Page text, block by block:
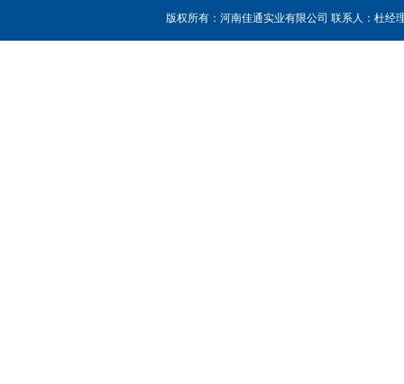
版权所有：河南佳通实业有限公司 联系人：杜经